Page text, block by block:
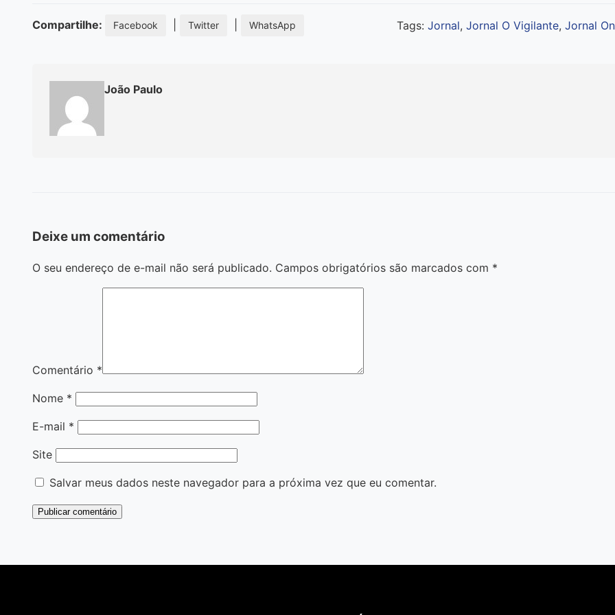
Compartilhe: Facebook Twitter WhatsApp Tags: Jornal, Jornal O Vigilante, Jornal
João Paulo
Deixe um comentário
O seu endereço de e-mail não será publicado. Campos obrigatórios são marcados com *
Comentário *
Nome *
E-mail *
Site
Salvar meus dados neste navegador para a próxima vez que eu comentar.